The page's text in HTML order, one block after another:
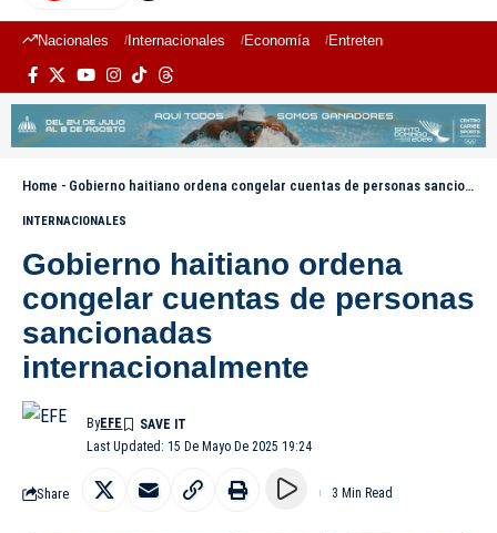
Nacionales Internacionales Economía Entretenimiento
Home - Gobierno haitiano ordena congelar cuentas de personas sancionadas internacionalmente
INTERNACIONALES
Gobierno haitiano ordena
congelar cuentas de personas
sancionadas
internacionalmente
Last Updated: 15 De Mayo De 2025 19:24
ByEFE
Share 3 Min Read